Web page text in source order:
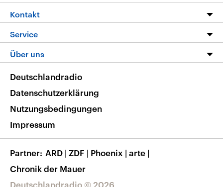
Die Nachrichten
Nachrichtenleicht
Neue Beiträge auf dlf.de
Livestream
Podcasts
Deutschlandfunk App
Nachrichten App
Frequenzen
Kontakt
Hörerservice
Service
FAQ
Veranstaltungen
Musikliste
RSS
Über uns
Barrierefreiheit
Deutschlandradio © 2026
Deutschlandradio
Datenschutzerklärung
Nutzungsbedingungen
Impressum
Partner ARD | ZDF | Phoenix | arte |
Chronik der Mauer